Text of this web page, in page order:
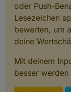
oder Push-
Lesezeichen
bewerten, um
deine
Mit deinem
besser